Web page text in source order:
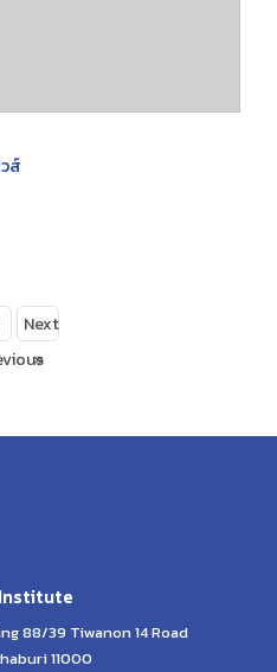
ส์
Next
»
88/39 Tiwanon 14 Road
11000